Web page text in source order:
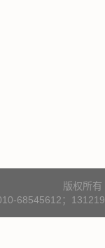
版权所
68545612；